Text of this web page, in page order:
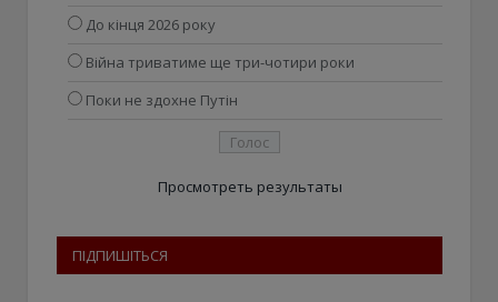
До кінця 2026 року
Війна триватиме ще три-чотири роки
Поки не здохне Путін
Просмотреть результаты
ПІДПИШІТЬСЯ